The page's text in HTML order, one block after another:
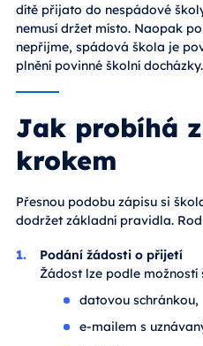
dítě přijato do nespádové
nemusí držet místo. Naopak
nepřijme, spádová škola je
plnění povinné školní docházky.
Jak probíhá
krokem
Přesnou podobu zápisu si
dodržet základní pravidla.
Podání žádosti o přijetí
Žádost lze podle možností
datovou schránkou,
e-mailem s